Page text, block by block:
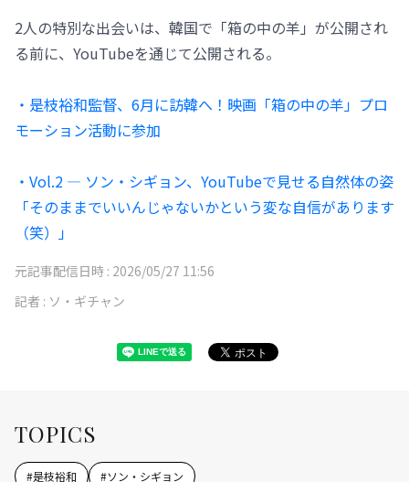
2人の特別な出会いは、韓国で「箱の中の羊」が公開され
る前に、YouTubeを通じて公開される。
・是枝裕和監督、6月に訪韓へ！映画「箱の中の羊」プロ
モーション活動に参加
・Vol.2 ― ソン・シギョン、YouTubeで見せる自然体の姿
「そのままでいいんじゃないかという変な自信があります
（笑）」
元記事配信日時 : 2026/05/27 11:56
記者 : ソ・ギチャン
TOPICS
#是枝裕和 #ソン・シギョン